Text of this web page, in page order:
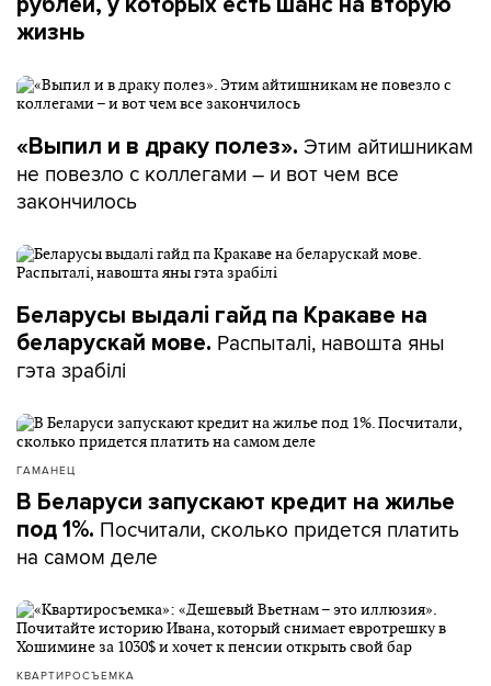
жизнь
«Выпил и в драку полез». Этим айтишникам
не повезло с коллегами – и вот чем все
закончилось
Беларусы выдалі гайд па Кракаве на
беларускай мове. Распыталі, навошта яны
гэта зрабілі
ГАМАНЕЦ
В Беларуси запускают кредит на жилье
под 1%. Посчитали, сколько придется платить
на самом деле
КВАРТИРОСЪЕМКА